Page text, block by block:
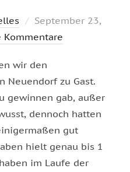
Veröffentlicht
am
September 23,
Kommentare
wir den
Neuendorf zu Gast.
gewinnen gab, außer
dennoch hatten
gut
hielt genau bis 1
im Laufe der